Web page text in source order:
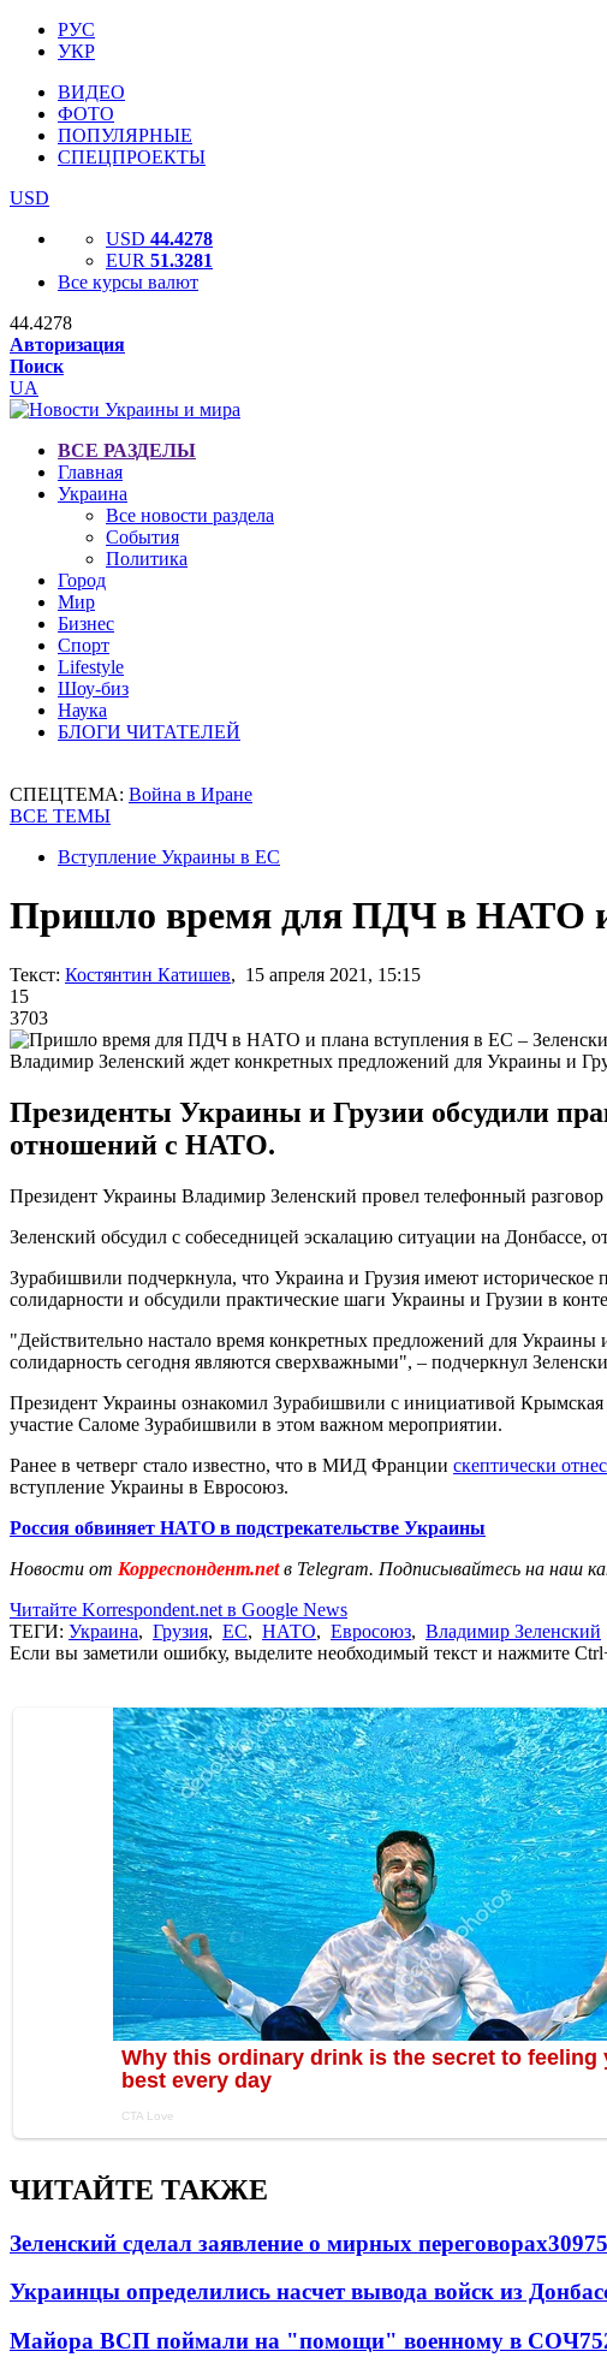
РУС
УКР
ВИДЕО
ФОТО
ПОПУЛЯРНЫЕ
СПЕЦПРОЕКТЫ
USD
USD 44.4278
EUR 51.3281
Все курсы валют
44.4278
Авторизация
Поиск
UA
ВСЕ РАЗДЕЛЫ
Главная
Украина
Все новости раздела
События
Политика
Город
Мир
Бизнес
Спорт
Lifestyle
Шоу-биз
Наука
БЛОГИ ЧИТАТЕЛЕЙ
СПЕЦТЕМА: Война в Иране
ВСЕ ТЕМЫ
Вступление Украины в ЕС
Пришло время для ПДЧ в НАТО и
Текст: Костянтин Катишев, 15 апреля 2021, 15:15
15
3703
Владимир Зеленский ждет конкретных предложений для Украины и
Президенты Украины и Грузии обсудили
отношений с НАТО.
Президент Украины Владимир Зеленский провел телефонный
Зеленский обсудил с собеседницей эскалацию ситуации на
Зурабишвили подчеркнула, что Украина и Грузия имеют
солидарности и обсудили практические шаги Украины и Грузии в
"Действительно настало время конкретных предложений для
солидарность сегодня являются сверхважными", – подчеркнул
Президент Украины ознакомил Зурабишвили с инициативой
участие Саломе Зурабишвили в этом важном мероприятии.
Ранее в четверг стало известно, что в МИД Франции скептически
вступление Украины в Евросоюз.
Россия обвиняет НАТО в подстрекательстве Украины
Новости от Корреспондент.netв Telegram. Подписывайтесь на наш
Читайте Korrespondent.net в Google News
ТЕГИ: Украина, Грузия, ЕС, НАТО, Евросоюз, Владимир Зеленский
Если вы заметили ошибку, выделите необходимый текст и нажмите
ЧИТАЙТЕ ТАКЖЕ
Зеленский сделал заявление о мирных переговорах30975
Украинцы определились насчет вывода войск из
Майора ВСП поймали на "помощи" военному в СОЧ